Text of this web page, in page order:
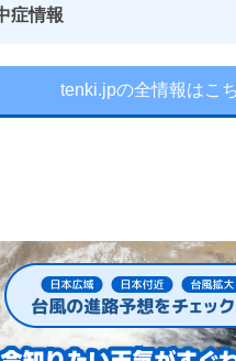
症情報
tenki.jpの全情報はこ